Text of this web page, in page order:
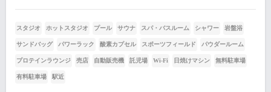
スタジオ ホットスタジオ プール サウナ スパ・バスルーム シャワー 岩盤浴
サンドバッグ パワーラック 酸素カプセル スポーツフィールド パウダールーム
プロテインラウンジ 売店 自動販売機 託児場 Wi-Fi 日焼けマシン 無料駐車場
有料駐車場 駅近